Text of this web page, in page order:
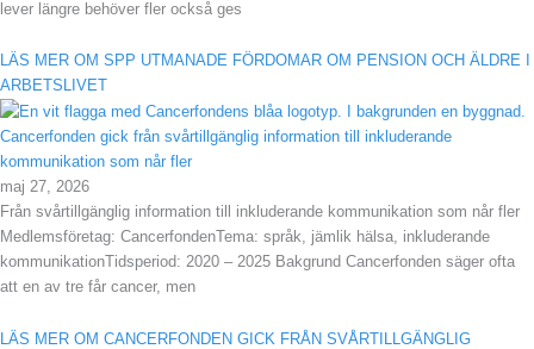
lever längre behöver fler också ges
LÄS MER OM SPP UTMANADE FÖRDOMAR OM PENSION OCH ÄLDRE I
ARBETSLIVET
Cancerfonden gick från svårtillgänglig information till inkluderande
kommunikation som når fler
maj 27, 2026
Från svårtillgänglig information till inkluderande kommunikation som når fler
Medlemsföretag: CancerfondenTema: språk, jämlik hälsa, inkluderande
kommunikationTidsperiod: 2020 – 2025 Bakgrund Cancerfonden säger ofta
att en av tre får cancer, men
LÄS MER OM CANCERFONDEN GICK FRÅN SVÅRTILLGÄNGLIG